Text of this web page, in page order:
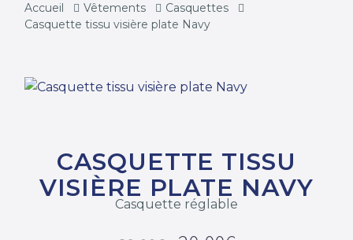
Accueil Vêtements
Casquettes
Casquette tissu visière plate Navy
CASQUETTE TISSU
VISIÈRE PLATE NAVY
Casquette réglable